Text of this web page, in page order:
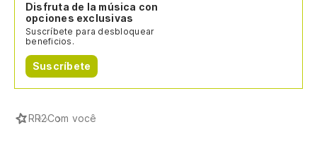
Disfruta de la música con
opciones exclusivas
Suscríbete para desbloquear
beneficios.
Suscríbete
RR2Com você